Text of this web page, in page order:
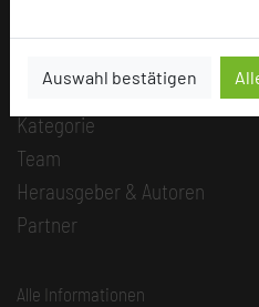
Auswahl bestätigen
Mission
Kategorie
Team
Herausgeber & Autoren
Partner
Alle Informationen